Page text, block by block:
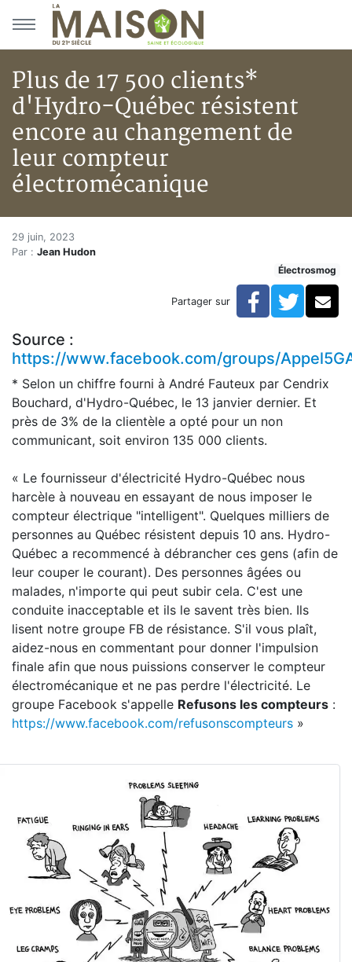
Aller au menu principal
Aller au contenu principal
Plus de 17 500 clients*
d'Hydro-Québec résistent
encore au changement de
leur compteur
électromécanique
Accueil
Articles
Plus de 17 500 clients* d'Hydro-Québec résistent
Plus de 17 500 clients*
29 juin, 2023
Par : Jean Hudon
Électrosmog
Partager sur Facebook
Source :
https://www.facebook.com/groups/
* Selon un chiffre fourni à André Fauteux par Cendrix
Bouchard, d'Hydro-Québec, le 13 janvier dernier. Et
près de 3% de la clientèle a opté pour un non
communicant, soit environ 135 000 clients.
« Le fournisseur d'électricité Hydro-Québec nous
harcèle à nouveau en essayant de nous imposer le
compteur électrique "intelligent". Quelques milliers de
personnes au Québec résistent depuis 10 ans. Hydro-
Québec a recommencé à débrancher ces gens (afin de
leur couper le courant). Des personnes âgées ou
malades, n'importe qui peut subir cela. C'est une
conduite inacceptable et ils le savent très bien. Ils
lisent notre groupe FB de résistance. S'il vous plaît,
aidez-nous en commentant pour donner l'impulsion
finale afin que nous puissions conserver le compteur
électromécanique et ne pas perdre l'électricité. Le
groupe Facebook s'appelle Refusons les compteurs :
https://www.facebook.com/refusonscompteurs »